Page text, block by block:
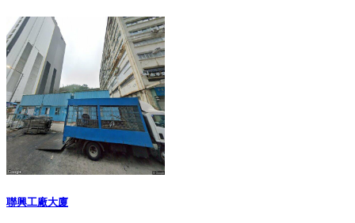
聯興工廠大廈